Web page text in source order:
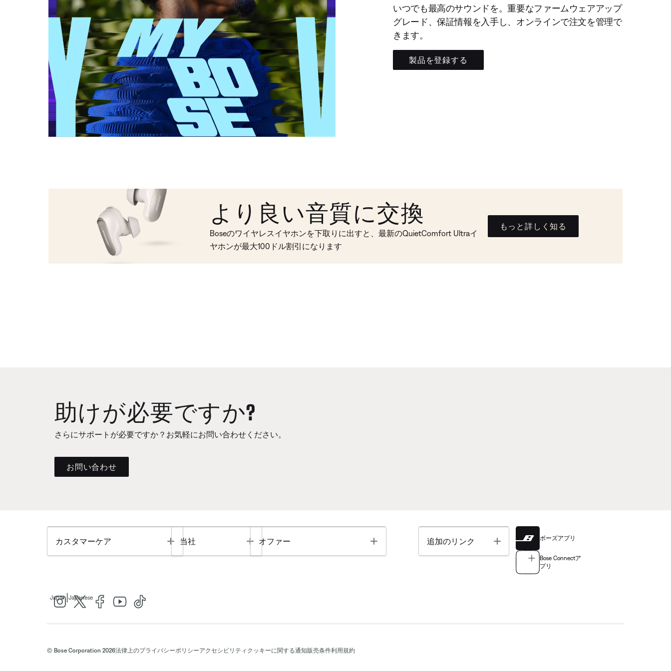
いつでも最高のサウンドを。重要なファームウェアアップ
グレード、保証情報を入手し、オンラインで注文を管理で
きます。
製品を登録する
より良い音質に交換
Boseのワイヤレスイヤホンを下取りに出すと、最新のQuietComfort Ultraイ
ヤホンが最大100ドル割引になります
もっと詳しく知る
助けが必要ですか?
さらにサポートが必要ですか？お気軽にお問い合わせください。
お問い合わせ
カスタマーケア Toggle
当社 Toggle
オファー Toggle 追加のリンク Toggle ボーズアプリ
Bose Connectア
プリ
Japan Japanese
© Bose Corporation 2026法律上のプライバシーポリシーアクセシビリティ クッキーに関する通知販売条件利用規約